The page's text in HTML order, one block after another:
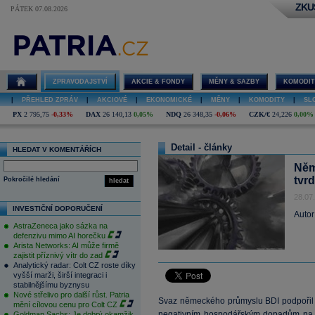
PÁTEK 07.08.2026
ZPRAVODAJSTVÍ AKCIE & FONDY MĚNY & SAZBY
PŘEHLED ZPRÁV AKCIOVÉ EKONOMICKÉ MĚNY KOMODITY
PX 2 795,75 -0,33% DAX 26 140,13 0,05% NDQ 26 348,35 -0,06% CZK/€ 24,226 0,00%
HLEDAT V KOMENTÁŘÍCH
hledat
Pokročilé hledání
INVESTIČNÍ DOPORUČENÍ
AstraZeneca jako sázka na
defenzivu mimo AI horečku
Arista Networks: AI může firmě
zajistit příznivý vítr do zad
Analytický radar: Colt CZ roste díky
vyšší marži, širší integraci i
stabilnějšímu byznysu
Nové střelivo pro další růst. Patria
mění cílovou cenu pro Colt CZ
Detail - články
Svaz německého průmyslu BDI